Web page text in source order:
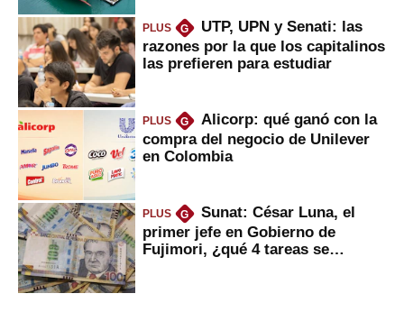
PLUS G
UTP, UPN y Senati: las
razones por la que los capitalinos
las prefieren para estudiar
PLUS G
Alicorp: qué ganó con la
compra del negocio de Unilever
en Colombia
PLUS G
Sunat: César Luna, el
primer jefe en Gobierno de
Fujimori, ¿qué 4 tareas se